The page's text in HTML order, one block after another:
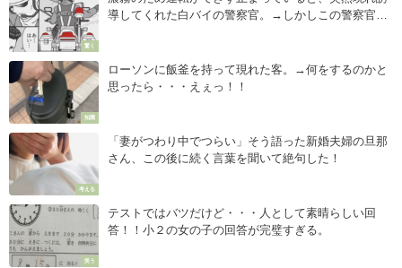
驚く
導してくれた白バイの警察官。→しかしこの警察官は
知識
ローソンに飯釜を持って現れた客。→何をするのかと
思ったら・・・えぇっ！！
考える
「妻がつわり中でつらい」そう語った新婚夫婦の旦那
さん、この後に続く言葉を聞いて絶句した！
笑う
テストではバツだけど・・・人として素晴らしい回
答！！小２の女の子の回答が完璧すぎる。